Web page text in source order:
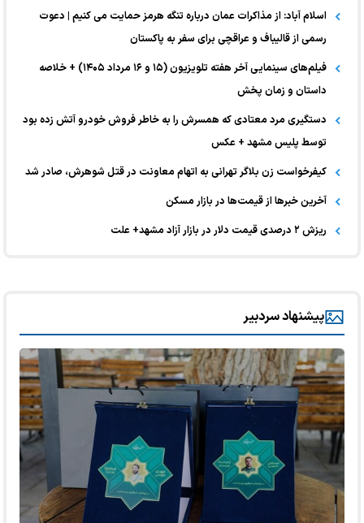
اسلام آباد: از مذاکرات عمان درباره تنگه هرمز حمایت می کنیم | دعوت
رسمی از قالیباف و عراقچی برای سفر به پاکستان
فیلم‌های سینمایی آخر هفته تلویزیون (۱۵ و ۱۶ مرداد ۱۴۰۵) + خلاصه
داستان و زمان پخش
دستگیری مرد معتادی که همسرش را به خاطر فروش خودرو آتش زده بود
توسط پلیس مشهد + عکس
کیفرخواست زن بلاگر تهرانی به اتهام معاونت در قتل شوهرش، صادر شد
آخرین خبر‌ها از قیمت‌ها در بازار مسکن
ریزش ۲ درصدی قیمت دلار در بازار آزاد مشهد+ علت
پیشنهاد سردبیر